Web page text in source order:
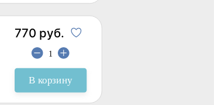
770 руб.
В корзину